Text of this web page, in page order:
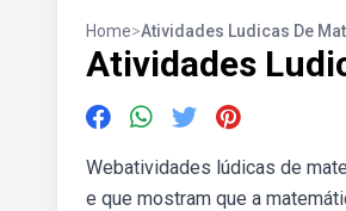
Home>Atividades Ludicas De
Atividades
Webatividades lúdicas de
e que mostram que a